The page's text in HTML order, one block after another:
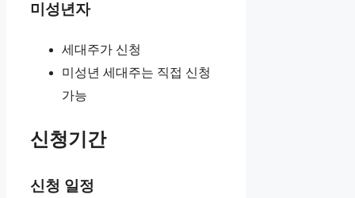
미성년자
세대주가 신청
미성년 세대주는 직접 신청
가능
신청기간
신청 일정